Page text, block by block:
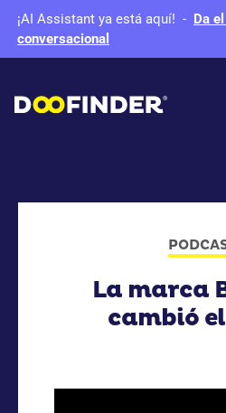
¡AI Assistant ya está aquí! - Da
conversacional
La marca
cambió